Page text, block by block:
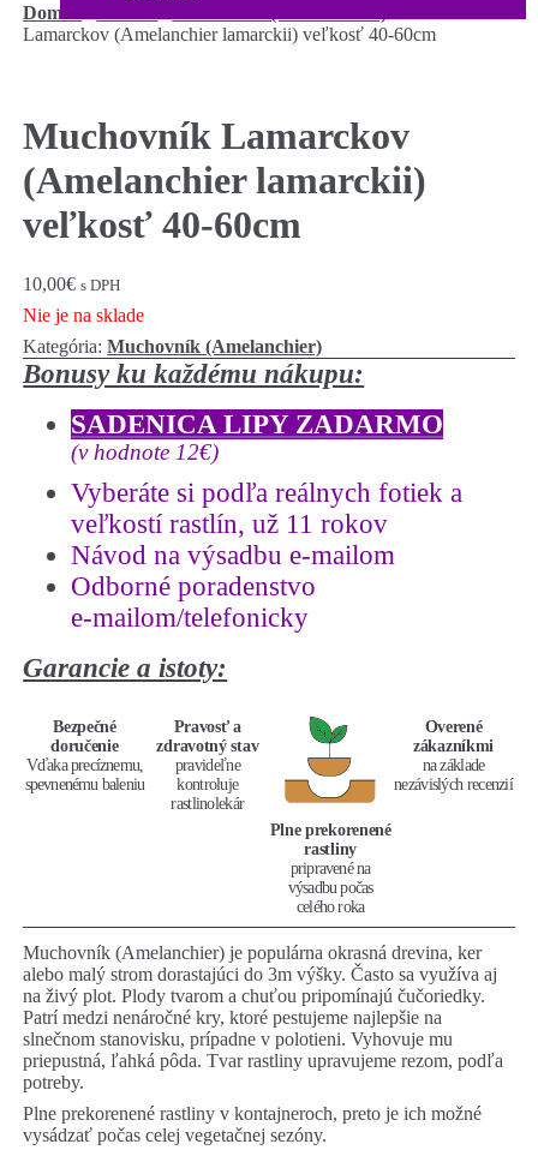
Domov
Lamarckov (Amelanchier lamarckii) veľkosť 40-60cm
Muchovník Lamarckov
(Amelanchier lamarckii)
veľkosť 40-60cm
10,00€ s DPH
Nie je na sklade
Kategória:Muchovník (Amelanchier)
Bonusy ku každému nákupu:
SADENICA LIPY ZADARMO
(v hodnote 12€)
Vyberáte si podľa reálnych fotiek a
veľkostí rastlín, už 11 rokov
Návod na výsadbu e-mailom
Odborné poradenstvo
e-mailom/telefonicky
Garancie a istoty:
Bezpečné
doručenie
Vďaka precíznemu,
spevnenému baleniu
Pravosť a
zdravotný stav
pravideľne
kontroluje
rastlinolekár
Plne prekorenené
rastliny
pripravené na
výsadbu počas
celého roka
Overené
zákazníkmi
na základe
nezávislých recenzií
Muchovník (Amelanchier) je populárna okrasná drevina, ker
alebo malý strom dorastajúci do 3m výšky. Často sa využíva aj
na živý plot. Plody tvarom a chuťou pripomínajú čučoriedky.
Patrí medzi nenáročné kry, ktoré pestujeme najlepšie na
slnečnom stanovisku, prípadne v polotieni. Vyhovuje mu
priepustná, ľahká pôda. Tvar rastliny upravujeme rezom, podľa
potreby.
Plne prekorenené rastliny v kontajneroch, preto je ich možné
vysádzať počas celej vegetačnej sezóny.